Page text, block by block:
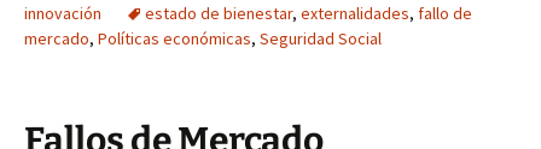
innovación
estado de bienestar, externalidades, fallo de
mercado, Políticas económicas, Seguridad Social